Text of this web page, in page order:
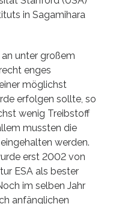
in Sagamihara
unter großem
enges
möglichst
erfolgen sollte, so
wenig Treibstoff
mussten die
werden.
erst 2002 von
ESA als bester
im selben Jahr
anfänglichen